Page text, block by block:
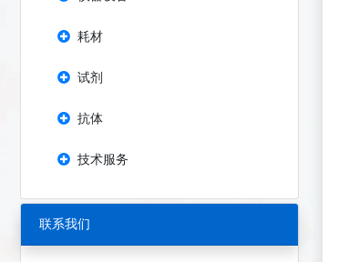
耗材
试剂
抗体
技术服务
联系我们